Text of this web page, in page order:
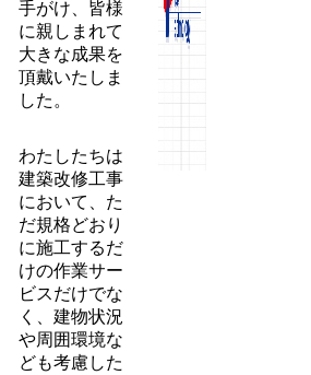
をモットーに
業績を重ねて
参りました。
百貨店・商業
集合住宅・工
場・学校な
ど、さまざま
な領域にて建
物改修工事を
手がけ、皆様
に親しまれて
大きな成果を
頂戴いたしま
した。